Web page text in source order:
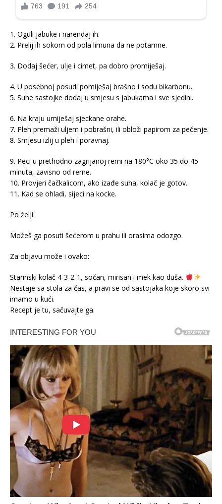
1. Oguli jabuke i narendaj ih.
2. Prelij ih sokom od pola limuna da ne potamne.
3. Dodaj šećer, ulje i cimet, pa dobro promiješaj.
4. U posebnoj posudi pomiješaj brašno i sodu bikarbonu.
5. Suhe sastojke dodaj u smjesu s jabukama i sve sjedini.
6. Na kraju umiješaj sjeckane orahe.
7. Pleh premaži uljem i pobrašni, ili obloži papirom za pečenje.
8. Smjesu izlij u pleh i poravnaj.
9. Peci u prethodno zagrijanoj rerni na 180°C oko 35 do 45
minuta, zavisno od rerne.
10. Provjeri čačkalicom, ako izađe suha, kolač je gotov.
11. Kad se ohladi, sijeci na kocke.
Po želji:
Možeš ga posuti šećerom u prahu ili orasima odozgo.
Za objavu može i ovako:
Starinski kolač 4-3-2-1, sočan, mirisan i mek kao duša.
Nestaje sa stola za čas, a pravi se od sastojaka koje skoro svi
imamo u kući.
Recept je tu, sačuvajte ga.